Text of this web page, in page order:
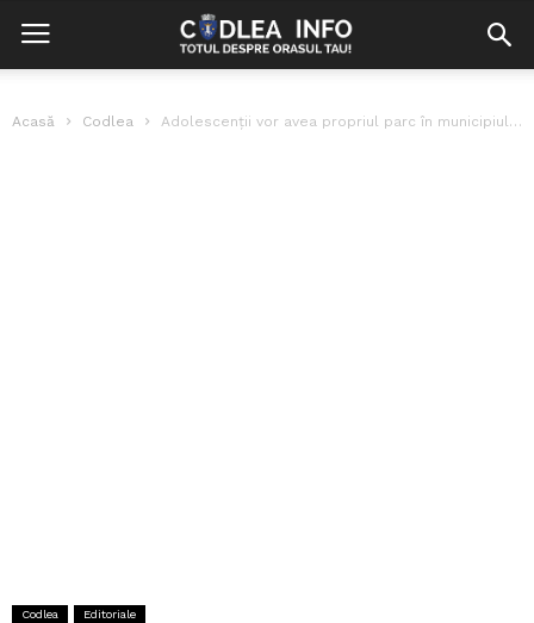
Acasă Codlea Adolescenții vor avea propriul parc în municipiul Codlea
Codlea Editoriale